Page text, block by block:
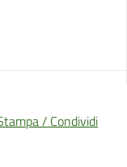
/ Condividi